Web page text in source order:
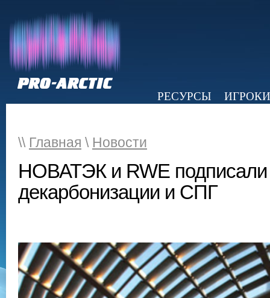
РЕСУРСЫ
ИГРОКИ
\\ Главная \ Новости
НОВАТЭК и RWE
декарбонизации и СПГ